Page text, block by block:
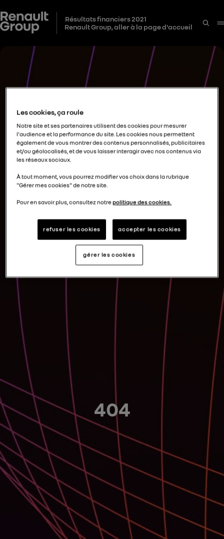
Résultats financiers 2021
Renault Group, aller à la page d'accueil
404
Les cookies, ça roule
Notre site et ses partenaires utilisent des cookies pour mesurer
l'audience et la performance du site. Les cookies nous permettent
également de vous montrer des contenus personnalisés, publicitaires
et/ou géolocalisés, et de vous laisser interagir avec nos contenus via
les réseaux sociaux.
À tout moment, vous pourrez modifier vos choix dans la rubrique
"Gérer mes cookies" de notre site.
Pour en savoir plus, consultez notrepolitique des cookies.
refuser les cookies accepter les cookies
gérer les cookies